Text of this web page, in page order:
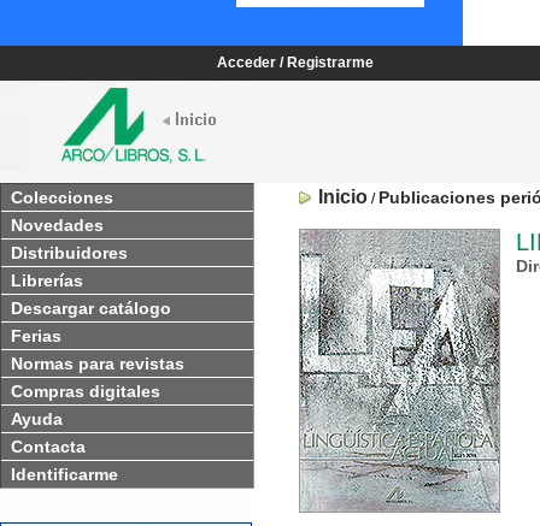
Acceder / Registrarme
Colecciones
Novedades
Distribuidores
Librerías
Descargar catálogo
Ferias
Normas para revistas
Compras digitales
Ayuda
Contacta
Identificarme
Inicio / Publicaciones